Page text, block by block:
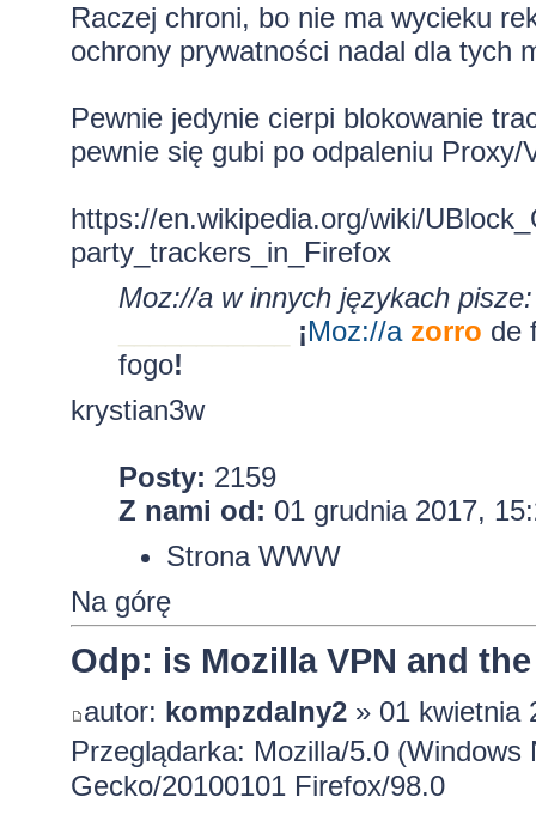
Raczej chroni, bo nie ma wycieku
ochrony prywatności nadal dla tych
Pewnie jedynie cierpi blokowanie
pewnie się gubi po odpaleniu Proxy/
https://en.wikipedia.org/wiki/
party_trackers_in_Firefox
Moz://a w innych językach pisze:
¡Moz://a zorro de
fogo!
krystian3w
Posty: 2159
Z nami od: 01 grudnia 2017,
Strona WWW
Na górę
Odp: is Mozilla VPN and
autor: kompzdalny2» 01 kwietnia
Przeglądarka: Mozilla/5.0
Gecko/20100101 Firefox/98.0